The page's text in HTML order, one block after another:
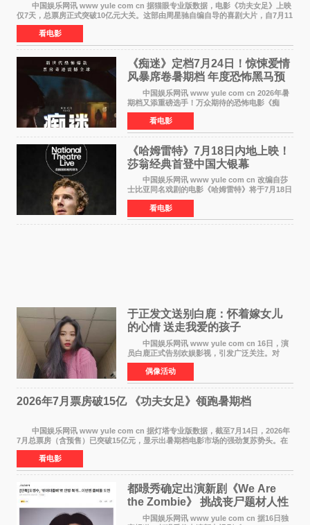
中国娱乐网讯 www yule com cn 据猫眼专业版数据，电影《功夫女足》上映
仅7天，总票房正式突破10亿元大关。这部由周星驰自编自导的喜剧大片，自7月11
日公映以来便展现出惊人的市场统治力。
看电影
《痴迷》定档7月24日！惊悚爱情
风暴席卷暑期档 年度恐怖黑马预
中国娱乐网讯 www yule com cn 2026年暑
期档又添重磅选手！万众期待的恐怖电影《痴
迷》今日正式官宣定档，将于7月24日登陆内地各
大院线。这部被业内专家誉为新世代爆款恐怖电
影的作品，将为
看电影
《哈姆雷特》7月18日内地上映！
莎翁经典首登中国大银幕
中国娱乐网讯 www yule com cn 改编自莎
士比亚同名戏剧的电影《哈姆雷特》将于7月18日
在中国内地上映。这部跨越四百年的文学经典被
搬上大银幕，为观众带来一场视觉与听觉的双重
盛宴。 《
看电影
于正发文送别白鹿：怀着嫁女儿
的心情 送走我爱的孩子
中国娱乐网讯 www yule com cn 16日，演
员白鹿正式告别欢娱影视，引发广泛关注。对
此，欢娱影视创始人于正在社交平台发文回应，
字里行间流露不舍与祝福。 于正透露，以前
每次有演员到期不
偶像活动
2026年7月票房破15亿 《功夫女足》领跑暑期档
中国娱乐网讯 www yule com cn 据灯塔专业版数据，截至7月14日，2026年
7月总票房（含预售）已突破15亿元，显示出暑期档电影市场的强劲复苏势头。在
众多上映影片中，《功夫女足》《小黄人与大
看电影
都暻秀确定出演新剧《We Are
the Zombie》 挑战丧尸题材人性
喜剧
中国娱乐网讯 www yule com cn 据16日独